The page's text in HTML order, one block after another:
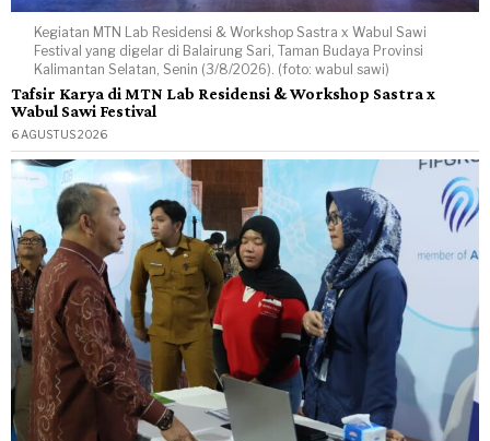
Kegiatan MTN Lab Residensi & Workshop Sastra x Wabul Sawi
Festival yang digelar di Balairung Sari, Taman Budaya Provinsi
Kalimantan Selatan, Senin (3/8/2026). (foto: wabul sawi)
Tafsir Karya di MTN Lab Residensi & Workshop Sastra x
Wabul Sawi Festival
6 AGUSTUS 2026